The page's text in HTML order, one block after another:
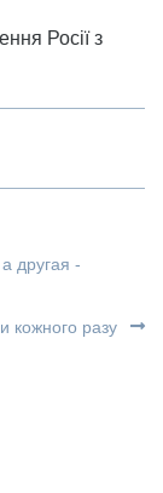
Росії з
другая -
кожного разу